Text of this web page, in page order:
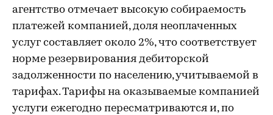
агентство отмечает высокую собираемость
платежей компанией, доля неоплаченных
услуг составляет около 2%, что соответствует
норме резервирования дебиторской
задолженности по населению, учитываемой в
тарифах. Тарифы на оказываемые компанией
услуги ежегодно пересматриваются и, по